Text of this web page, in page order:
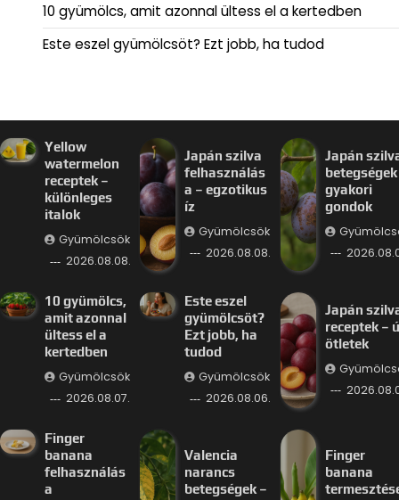
10 gyümölcs, amit azonnal ültess el a kertedben
Este eszel gyümölcsöt? Ezt jobb, ha tudod
Yellow
watermelon
receptek –
különleges
italok
Gyümölcsök
2026.08.08.
Japán szilva
felhasználás
a – egzotikus
íz
Gyümölcsök
2026.08.08.
Japán
betegségek
gyakori
gondok
10 gyümölcs,
amit azonnal
ültess el a
kertedben
Gyümölcsök
2026.08.07.
Este eszel
gyümölcsöt?
Ezt jobb, ha
tudod
Gyümölcsök
2026.08.06.
Japán
receptek –
ötletek
Finger
banana
felhasználás
a
Valencia
narancs
betegségek –
Finger
banana